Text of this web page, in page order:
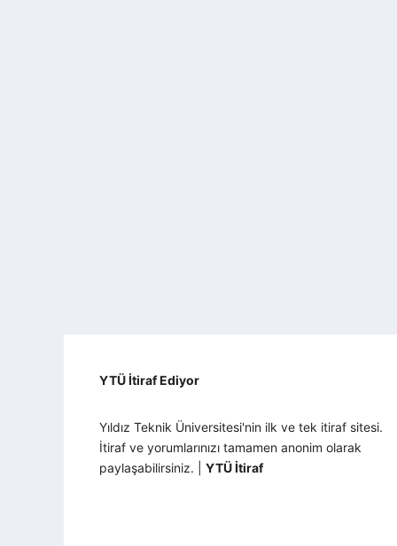
YTÜ İtiraf Ediyor
Yıldız Teknik Üniversitesi'nin ilk ve tek itiraf sitesi.
İtiraf ve yorumlarınızı tamamen anonim olarak
paylaşabilirsiniz. | YTÜ İtiraf